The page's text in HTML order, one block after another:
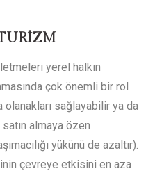
yerel halkın
çok önemli bir rol
olanakları sağlayabilir ya da
almaya özen
yükünü de azaltır).
çevreye etkisini en aza